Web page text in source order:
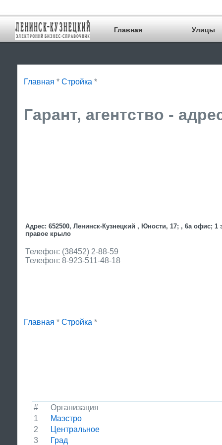
Главная Улицы
Главная * Стройка *
Гарант, агентство -
Адрес: 652500, Ленинск-Кузнецкий , Юности, 17; , 6а офис; 1
правое крыло
Телефон: (38452) 2-88-59
Телефон: 8-923-511-48-18
Главная * Стройка *
#
Организация
1
Маэстро
2
Центральное
3
Град